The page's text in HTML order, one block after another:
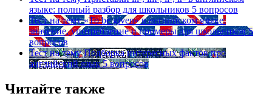
языке: полный разбор для школьников 5 вопросов
Тест на тему «To be given» в английском языке:
значение, употребление и примеры для школьников 5
вопросов
Тест на тему Подборка интересных фактов про
английский язык 5 вопросов
Читайте также